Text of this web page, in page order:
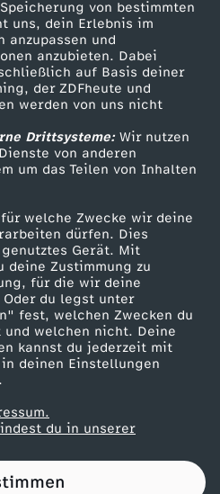
von bestimmten
uns, dein Erlebnis im
anzupassen und
anzubieten. Dabei
auf Basis deiner
der ZDFheute und
werden von uns nicht
Drittsysteme:Wir nutzen
von anderen
um das Teilen von Inhalten
welche Zwecke wir deine
dürfen. Dies
Gerät. Mit
Zustimmung zu
für die wir deine
du legst unter
fest, welchen Zwecken du
welchen nicht. Deine
kannst du jederzeit mit
deinen Einstellungen
du in unserer
Hilfe